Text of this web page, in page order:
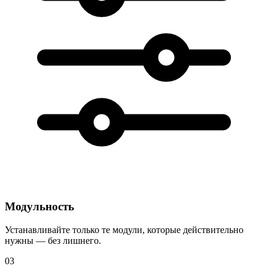
Модульность
Устанавливайте только те модули, которые действительно
нужны — без лишнего.
03